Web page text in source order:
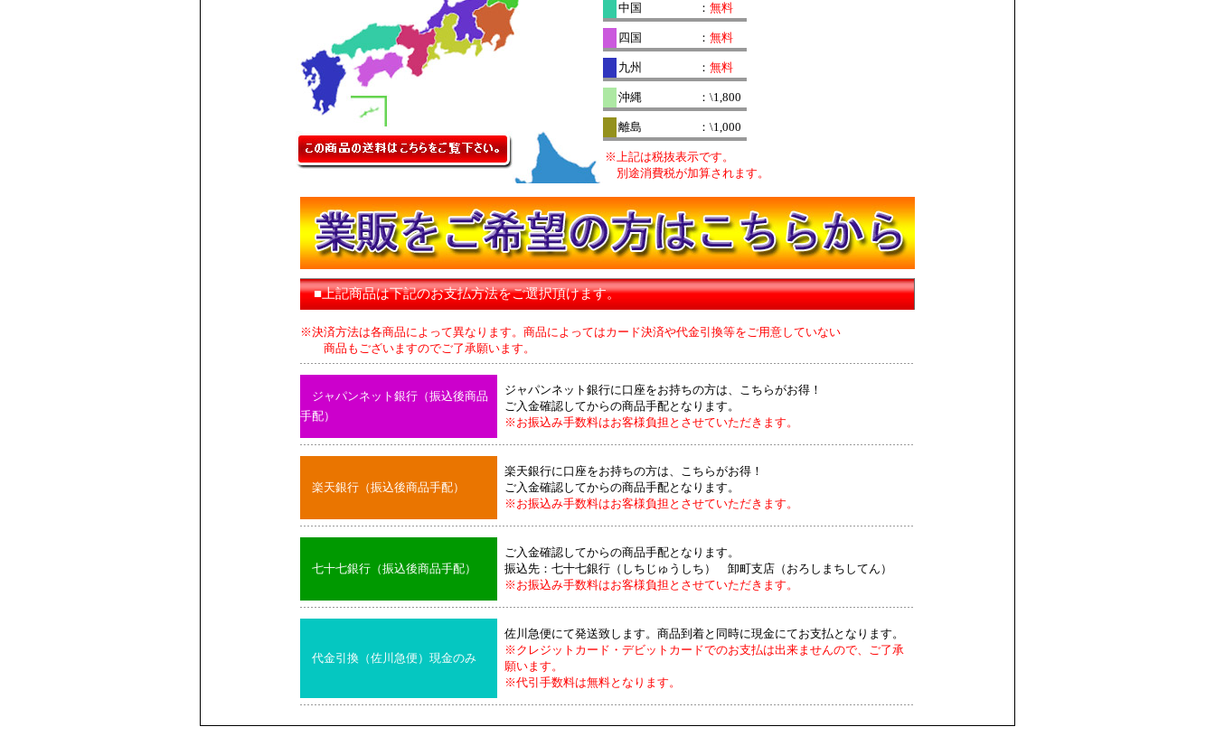
中国 ： 無料
四国 ： 無料
九州 ： 無料
沖縄 ：\1,800
離島 ：\1,000
※上記は税抜表示です。
別途消費税が加算されます。
■上記商品は下記のお支払方法をご選択頂けます。
※決済方法は各商品によって異なります。商品によってはカード決済や代金引換等をご用意していない
商品もございますのでご了承願います。
ジャパンネット銀行（振込後商品
手配）
ジャパンネット銀行に口座をお持ちの方は、こちらがお得！
ご入金確認してからの商品手配となります。
※お振込み手数料はお客様負担とさせていただきます。
楽天銀行（振込後商品手配）
楽天銀行に口座をお持ちの方は、こちらがお得！
ご入金確認してからの商品手配となります。
※お振込み手数料はお客様負担とさせていただきます。
七十七銀行（振込後商品手配）
ご入金確認してからの商品手配となります。
振込先：七十七銀行（しちじゅうしち） 卸町支店（おろしまちしてん）
※お振込み手数料はお客様負担とさせていただきます。
代金引換（佐川急便）現金のみ
佐川急便にて発送致します。商品到着と同時に現金にてお支払となります。
※クレジットカード・デビットカードでのお支払は出来ませんので、ご了承
願います。
※代引手数料は無料となります。